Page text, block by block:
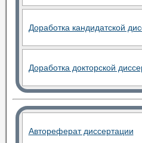
Доработка кандидатской
Доработка докторской
Автореферат диссертации